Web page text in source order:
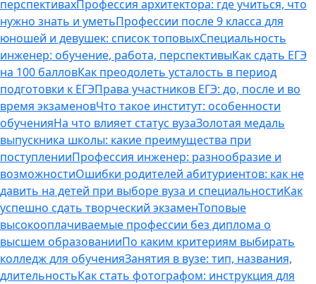
перспективахПрофессия архитектора: где учиться, что
нужно знать и уметьПрофессии после 9 класса для
юношей и девушек: список топовыхСпециальность
инженер: обучение, работа, перспективыКак сдать ЕГЭ
на 100 балловКак преодолеть усталость в период
подготовки к ЕГЭПрава участников ЕГЭ: до, после и во
время экзаменовЧто такое институт: особенности
обученияНа что влияет статус вузаЗолотая медаль
выпускника школы: какие преимущества при
поступленииПрофессия инженер: разнообразие и
возможностиОшибки родителей абитуриентов: как не
давить на детей при выборе вуза и специальностиКак
успешно сдать творческий экзаменТоповые
высокооплачиваемые профессии без диплома о
высшем образованииПо каким критериям выбирать
колледж для обученияЗанятия в вузе: тип, названия,
длительностьКак стать фотографом: инструкция для